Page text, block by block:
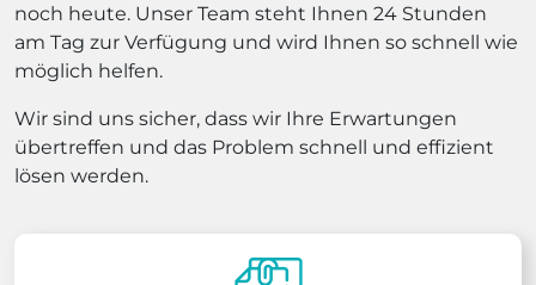
noch heute. Unser Team steht Ihnen 24 Stunden
am Tag zur Verfügung und wird Ihnen so schnell wie
möglich helfen.
Wir sind uns sicher, dass wir Ihre Erwartungen
übertreffen und das Problem schnell und effizient
lösen werden.